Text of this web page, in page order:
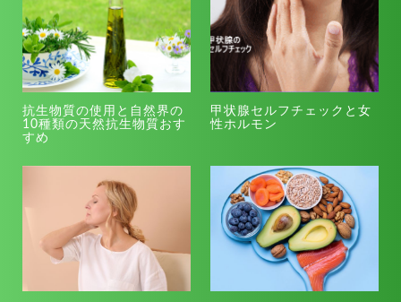
抗生物質の使用と自然界の
10種類の天然抗生物質おす
すめ
甲状腺セルフチェックと女
性ホルモン